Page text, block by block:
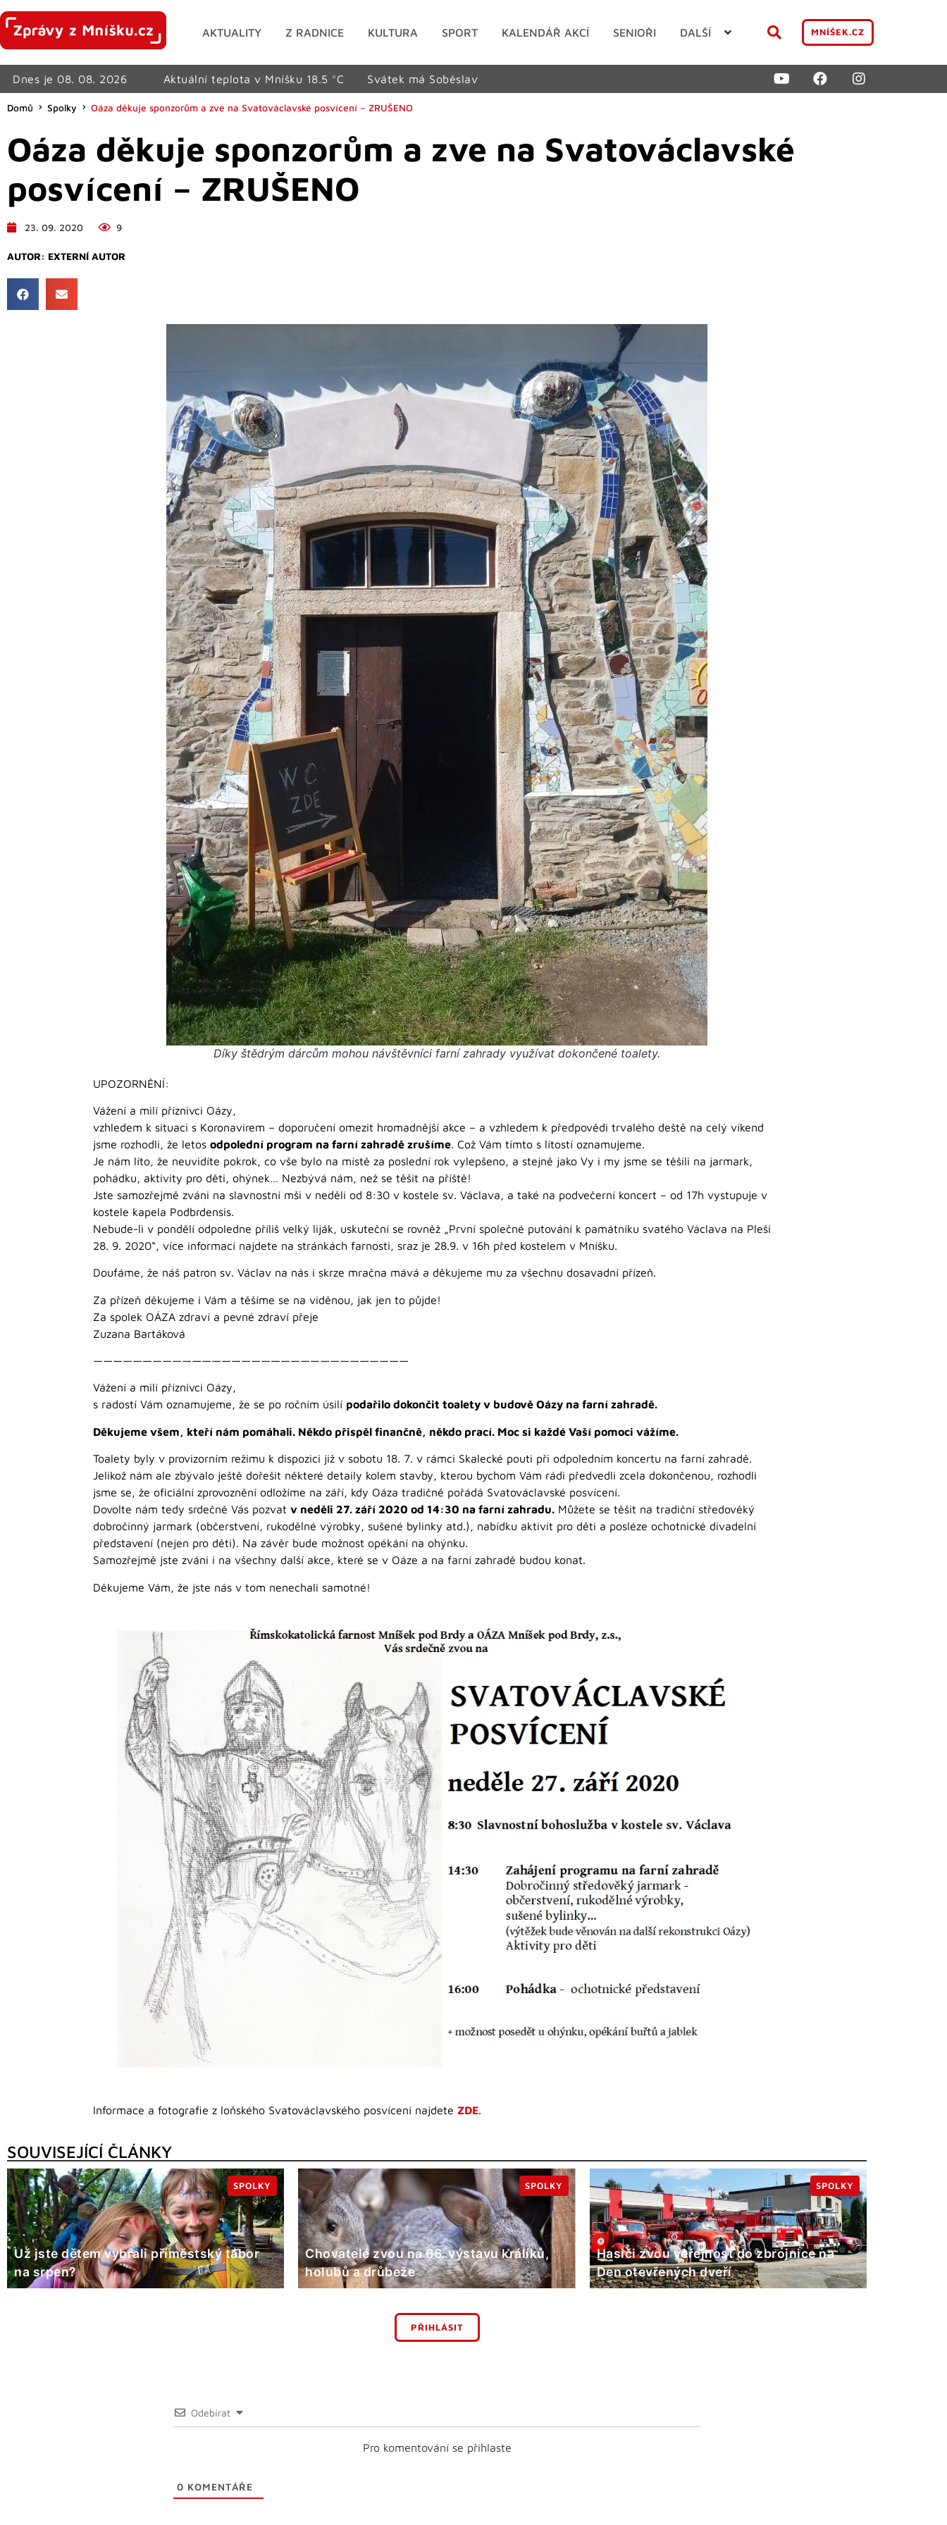
AKTUALITY Z RADNICE KULTURA SPORT KALENDÁŘ AKCÍ SENIOŘI DALŠÍ MNÍŠEK.CZ
Dnes je 08. 08. 2026 Aktuální teplota v Mníšku 18.5 °C Svátek má Soběslav
Domů Spolky Oáza děkuje sponzorům a zve na Svatováclavské posvícení – ZRUŠENO
Oáza děkuje sponzorům a zve na Svatováclavské
posvícení – ZRUŠENO
23. 09. 2020 9
AUTOR: EXTERNÍ AUTOR
Díky štědrým dárcům mohou návštěvníci farní zahrady využívat dokončené toalety.
UPOZORNĚNÍ:
Vážení a milí příznivci Oázy,
vzhledem k situaci s Koronavirem – doporučení omezit hromadnější akce – a vzhledem k předpovědi trvalého deště na celý víkend
jsme rozhodli, že letos odpolední program na farní zahradě zrušíme. Což Vám tímto s lítostí oznamujeme.
Je nám líto, že neuvidíte pokrok, co vše bylo na místě za poslední rok vylepšeno, a stejně jako Vy i my jsme se těšili na jarmark,
pohádku, aktivity pro děti, ohýnek… Nezbývá nám, než se těšit na příště!
Jste samozřejmě zváni na slavnostní mši v neděli od 8:30 v kostele sv. Václava, a také na podvečerní koncert – od 17h vystupuje v
kostele kapela Podbrdensis.
Nebude-li v pondělí odpoledne příliš velký liják, uskuteční se rovněž „První společné putování k památníku svatého Václava na Pleši
28. 9. 2020“, více informací najdete na stránkách farnosti, sraz je 28.9. v 16h před kostelem v Mníšku.
Doufáme, že náš patron sv. Václav na nás i skrze mračna mává a děkujeme mu za všechnu dosavadní přízeň.
Za přízeň děkujeme i Vám a těšíme se na viděnou, jak jen to půjde!
Za spolek OÁZA zdraví a pevné zdraví přeje
Zuzana Bartáková
————————————————————————————————
Vážení a milí příznivci Oázy,
s radostí Vám oznamujeme, že se po ročním úsilí podařilo dokončit toalety v budově Oázy na farní zahradě.
Děkujeme všem, kteří nám pomáhali. Někdo přispěl finančně, někdo prací. Moc si každé Vaší pomoci vážíme.
Toalety byly v provizorním režimu k dispozici již v sobotu 18. 7. v rámci Skalecké pouti při odpoledním koncertu na farní zahradě.
Jelikož nám ale zbývalo ještě dořešit některé detaily kolem stavby, kterou bychom Vám rádi předvedli zcela dokončenou, rozhodli
jsme se, že oficiální zprovoznění odložíme na září, kdy Oáza tradičně pořádá Svatováclavské posvícení.
Dovolte nám tedy srdečně Vás pozvat v neděli 27. září 2020 od 14:30 na farní zahradu. Můžete se těšit na tradiční středověký
dobročinný jarmark (občerstvení, rukodělné výrobky, sušené bylinky atd.), nabídku aktivit pro děti a posléze ochotnické divadelní
představení (nejen pro děti). Na závěr bude možnost opékání na ohýnku.
Samozřejmě jste zváni i na všechny další akce, které se v Oáze a na farní zahradě budou konat.
Děkujeme Vám, že jste nás v tom nenechali samotné!
Informace a fotografie z loňského Svatováclavského posvícení najdete ZDE.
SOUVISEJÍCÍ ČLÁNKY
Už jste dětem vybrali příměstský tábor
na srpen?
SPOLKY
Chovatelé zvou na 66. výstavu králíků,
holubů a drůbeže
SPOLKY
Hasiči zvou veřejnost do zbrojnice na
Den otevřených dveří
SPOLKY
PŘIHLÁSIT
Odebírat
Pro komentování se přihlaste
0 KOMENTÁŘE